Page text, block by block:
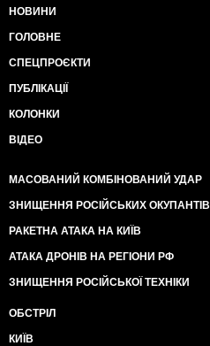
НОВИНИ
ГОЛОВНЕ
СПЕЦПРОЄКТИ
ПУБЛІКАЦІЇ
КОЛОНКИ
ВІДЕО
МАСОВАНИЙ КОМБІНОВАНИЙ УДАР
ЗНИЩЕННЯ РОСІЙСЬКИХ ОКУПАНТІВ
РАКЕТНА АТАКА НА КИЇВ
АТАКА ДРОНІВ НА РЕГІОНИ РФ
ЗНИЩЕННЯ РОСІЙСЬКОЇ ТЕХНІКИ
ОБСТРІЛ
КИЇВ